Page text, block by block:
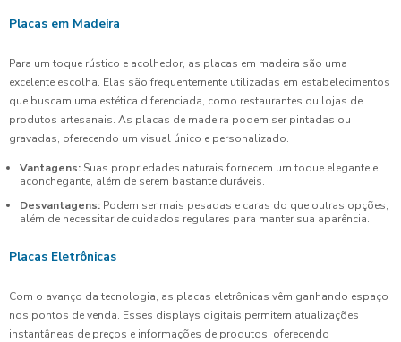
Placas em Madeira
Para um toque rústico e acolhedor, as placas em madeira são uma
excelente escolha. Elas são frequentemente utilizadas em estabelecimentos
que buscam uma estética diferenciada, como restaurantes ou lojas de
produtos artesanais. As placas de madeira podem ser pintadas ou
gravadas, oferecendo um visual único e personalizado.
Vantagens: Suas propriedades naturais fornecem um toque elegante e
aconchegante, além de serem bastante duráveis.
Desvantagens: Podem ser mais pesadas e caras do que outras opções,
além de necessitar de cuidados regulares para manter sua aparência.
Placas Eletrônicas
Com o avanço da tecnologia, as placas eletrônicas vêm ganhando espaço
nos pontos de venda. Esses displays digitais permitem atualizações
instantâneas de preços e informações de produtos, oferecendo